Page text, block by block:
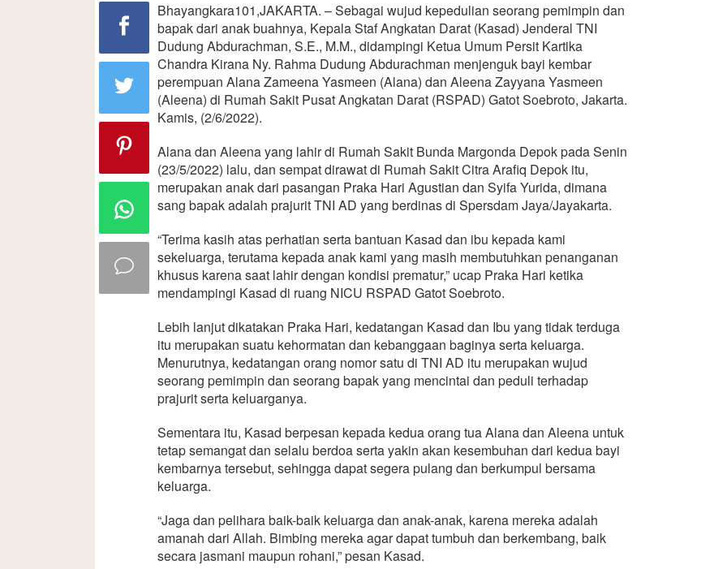
Bhayangkara101,JAKARTA. – Sebagai wujud kepedulian seorang pemimpin dan
bapak dari anak buahnya, Kepala Staf Angkatan Darat (Kasad) Jenderal TNI
Dudung Abdurachman, S.E., M.M., didampingi Ketua Umum Persit Kartika
Chandra Kirana Ny. Rahma Dudung Abdurachman menjenguk bayi kembar
perempuan Alana Zameena Yasmeen (Alana) dan Aleena Zayyana Yasmeen
(Aleena) di Rumah Sakit Pusat Angkatan Darat (RSPAD) Gatot Soebroto, Jakarta.
Kamis, (2/6/2022).
Alana dan Aleena yang lahir di Rumah Sakit Bunda Margonda Depok pada Senin
(23/5/2022) lalu, dan sempat dirawat di Rumah Sakit Citra Arafiq Depok itu,
merupakan anak dari pasangan Praka Hari Agustian dan Syifa Yurida, dimana
sang bapak adalah prajurit TNI AD yang berdinas di Spersdam Jaya/Jayakarta.
“Terima kasih atas perhatian serta bantuan Kasad dan ibu kepada kami
sekeluarga, terutama kepada anak kami yang masih membutuhkan penanganan
khusus karena saat lahir dengan kondisi prematur,” ucap Praka Hari ketika
mendampingi Kasad di ruang NICU RSPAD Gatot Soebroto.
Lebih lanjut dikatakan Praka Hari, kedatangan Kasad dan Ibu yang tidak terduga
itu merupakan suatu kehormatan dan kebanggaan baginya serta keluarga.
Menurutnya, kedatangan orang nomor satu di TNI AD itu merupakan wujud
seorang pemimpin dan seorang bapak yang mencintai dan peduli terhadap
prajurit serta keluarganya.
Sementara itu, Kasad berpesan kepada kedua orang tua Alana dan Aleena untuk
tetap semangat dan selalu berdoa serta yakin akan kesembuhan dari kedua bayi
kembarnya tersebut, sehingga dapat segera pulang dan berkumpul bersama
keluarga.
“Jaga dan pelihara baik-baik keluarga dan anak-anak, karena mereka adalah
amanah dari Allah. Bimbing mereka agar dapat tumbuh dan berkembang, baik
secara jasmani maupun rohani,” pesan Kasad.